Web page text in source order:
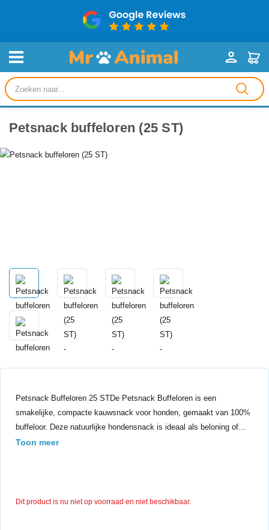
Producten
zoeken
Petsnack buffeloren (25 ST)
Petsnack Buffeloren 25 STDe Petsnack Buffeloren is een
smakelijke, compacte kauwsnack voor honden, gemaakt van 100%
buffeloor. Deze natuurlijke hondensnack is ideaal als beloning of…
Toon meer
Dit product is nu niet op voorraad en niet beschikbaar.